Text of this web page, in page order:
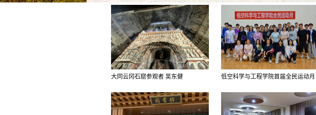
动…
大同云冈石窟参观者 吴东健 低空科学与工程学院首届全民运动月
组…